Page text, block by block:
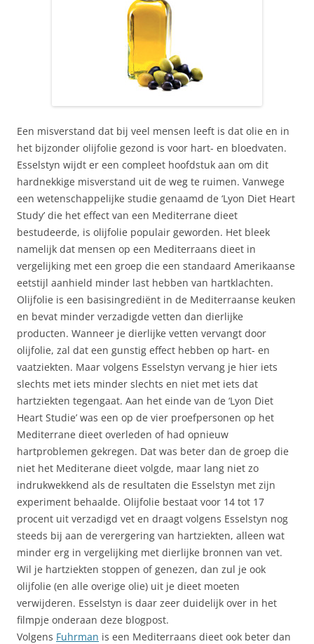
Een misverstand dat bij veel mensen leeft is dat olie en in
het bijzonder olijfolie gezond is voor hart- en bloedvaten.
Esselstyn wijdt er een compleet hoofdstuk aan om dit
hardnekkige misverstand uit de weg te ruimen. Vanwege
een wetenschappelijke studie genaamd de ‘Lyon Diet Heart
Study’ die het effect van een Mediterrane dieet
bestudeerde, is olijfolie populair geworden. Het bleek
namelijk dat mensen op een Mediterraans dieet in
vergelijking met een groep die een standaard Amerikaanse
eetstijl aanhield minder last hebben van hartklachten.
Olijfolie is een basisingrediënt in de Mediterraanse keuken
en bevat minder verzadigde vetten dan dierlijke
producten. Wanneer je dierlijke vetten vervangt door
olijfolie, zal dat een gunstig effect hebben op hart- en
vaatziekten. Maar volgens Esselstyn vervang je hier iets
slechts met iets minder slechts en niet met iets dat
hartziekten tegengaat. Aan het einde van de ‘Lyon Diet
Heart Studie’ was een op de vier proefpersonen op het
Mediterrane dieet overleden of had opnieuw
hartproblemen gekregen. Dat was beter dan de groep die
niet het Mediterane dieet volgde, maar lang niet zo
indrukwekkend als de resultaten die Esselstyn met zijn
experiment behaalde. Olijfolie bestaat voor 14 tot 17
procent uit verzadigd vet en draagt volgens Esselstyn nog
steeds bij aan de verergering van hartziekten, alleen wat
minder erg in vergelijking met dierlijke bronnen van vet.
Wil je hartziekten stoppen of genezen, dan zul je ook
olijfolie (en alle overige olie) uit je dieet moeten
verwijderen. Esselstyn is daar zeer duidelijk over in het
filmpje onderaan deze blogpost.
Volgens Fuhrman is een Mediterraans dieet ook beter dan